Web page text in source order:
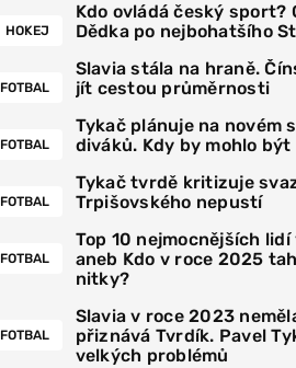
HOKEJ
Kdo ovládá český sport?
Dědka po nejbohatšího
FOTBAL
Slavia stála na hraně.
jít cestou průměrnosti
FOTBAL
Tykač plánuje na novém
diváků. Kdy by mohlo být
FOTBAL
Tykač tvrdě kritizuje
Trpišovského nepustí
FOTBAL
Top 10 nejmocnějších
aneb Kdo v roce 2025
nitky?
FOTBAL
Slavia v roce 2023
přiznává Tvrdík. Pavel
velkých problémů